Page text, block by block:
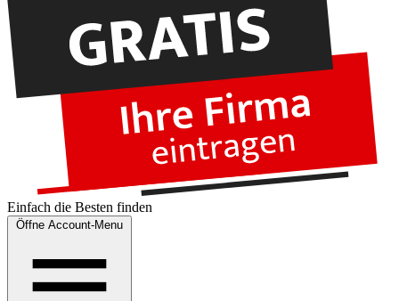
Einfach die Besten finden
Öffne Account-Menu